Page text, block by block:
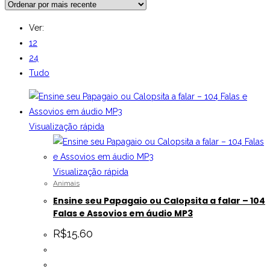
Ver:
12
24
Tudo
Visualização rápida
Visualização rápida
Animais
Ensine seu Papagaio ou Calopsita a falar – 104
Falas e Assovios em áudio MP3
R$15.60